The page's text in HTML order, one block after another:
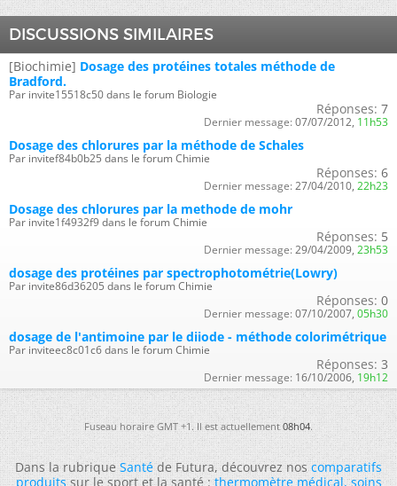
DISCUSSIONS SIMILAIRES
[Biochimie] Dosage des protéines totales méthode de
Bradford.
Par invite15518c50 dans le forum Biologie
Réponses: 7
Dernier message: 07/07/2012, 11h53
Dosage des chlorures par la méthode de Schales
Par invitef84b0b25 dans le forum Chimie
Réponses: 6
Dernier message: 27/04/2010, 22h23
Dosage des chlorures par la methode de mohr
Par invite1f4932f9 dans le forum Chimie
Réponses: 5
Dernier message: 29/04/2009, 23h53
dosage des protéines par spectrophotométrie(Lowry)
Par invite86d36205 dans le forum Chimie
Réponses: 0
Dernier message: 07/10/2007, 05h30
dosage de l'antimoine par le diiode - méthode colorimétrique
Par inviteec8c01c6 dans le forum Chimie
Réponses: 3
Dernier message: 16/10/2006, 19h12
Fuseau horaire GMT +1. Il est actuellement08h04.
Dans la rubriqueSantéde Futura, découvrez noscomparatifs
produitssur le sport et la santé :thermomètre médical,soins